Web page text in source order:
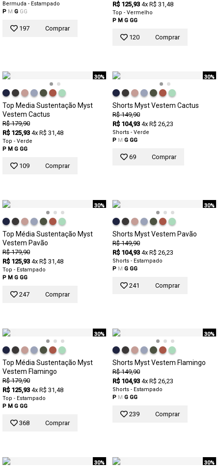
Bermuda - Estampado
P M G GG
197 Comprar
R$ 125,93 4x R$ 31,48
Top - Vermelho
P M G GG
120 Comprar
30%
Top Media Sustentação Myst
Vestem Cactus
R$ 179,90
R$ 125,93 4x R$ 31,48
Top - Verde
P M G GG
109 Comprar
30%
Shorts Myst Vestem Cactus
R$ 149,90
R$ 104,93 4x R$ 26,23
Shorts - Verde
P M G GG
69 Comprar
30%
Top Média Sustentação Myst
Vestem Pavão
R$ 179,90
R$ 125,93 4x R$ 31,48
Top - Estampado
P M G GG
247 Comprar
30%
Shorts Myst Vestem Pavão
R$ 149,90
R$ 104,93 4x R$ 26,23
Shorts - Estampado
P M G GG
241 Comprar
30%
Top Média Sustentação Myst
Vestem Flamingo
R$ 179,90
R$ 125,93 4x R$ 31,48
Top - Estampado
P M G GG
368 Comprar
30%
Shorts Myst Vestem Flamingo
R$ 149,90
R$ 104,93 4x R$ 26,23
Shorts - Estampado
P M G GG
239 Comprar
30% 30%